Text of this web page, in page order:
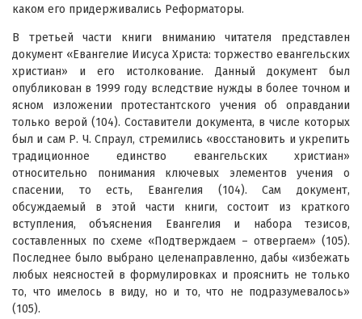
каком его придерживались Реформаторы.
В третьей части книги вниманию читателя представлен
документ «Евангелие Иисуса Христа: торжество евангельских
христиан» и его истолкование. Данный документ был
опубликован в 1999 году вследствие нужды в более точном и
ясном изложении протестантского учения об оправдании
только верой (104). Составители документа, в числе которых
был и сам Р. Ч. Спраул, стремились «восстановить и укрепить
традиционное единство евангельских христиан»
относительно понимания ключевых элементов учения о
спасении, то есть, Евангелия (104). Сам документ,
обсуждаемый в этой части книги, состоит из краткого
вступления, объяснения Евангелия и набора тезисов,
составленных по схеме «Подтверждаем – отвергаем» (105).
Последнее было выбрано целенаправленно, дабы «избежать
любых неясностей в формулировках и прояснить не только
то, что имелось в виду, но и то, что не подразумевалось»
(105).